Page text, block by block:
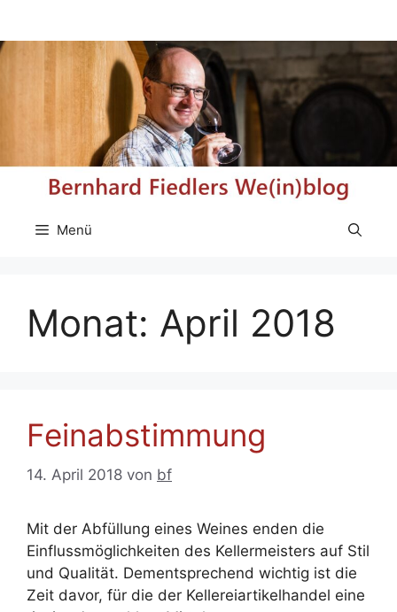
springen
Menü
Monat: April 2018
Feinabstimmung
14. April 2018 von bf
Mit der Abfüllung eines Weines enden die
Einflussmöglichkeiten des Kellermeisters auf Stil
und Qualität. Dementsprechend wichtig ist die
Zeit davor, für die der Kellereiartikelhandel eine